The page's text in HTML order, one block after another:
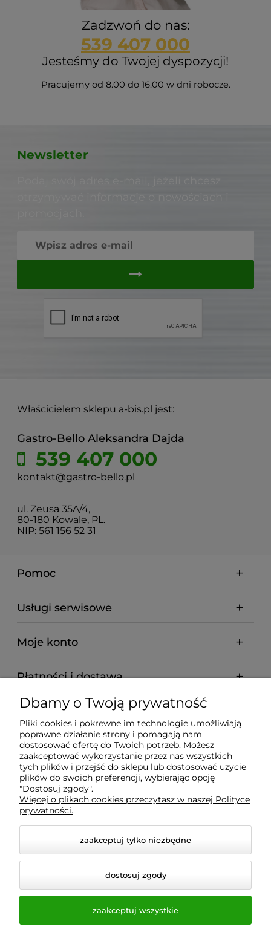
Zadzwoń do nas:
539 407 000
Jesteśmy do Twojej dyspozycji!
Pracujemy od 8.00 do 16.00 w dni robocze.
Newsletter
Właścicielem sklepu a-bis.pl jest:
Gastro-Bello Aleksandra Dajda
539 407 000
kontakt@gastro-bello.pl
ul. Zeusa 35A/4,
80-180 Kowale, PL.
NIP: 561 156 52 31
Pomoc
Usługi serwisowe
Moje konto
Płatności i dostawa
Informacje
O nas
Wyposażenie Gastronomii - Projekty Technologiczne -
Sklep Gastronomiczny - Serwis Sprzętu
Gastronomicznego | Gdańsk - Trójmiasto - Pomorskie
© 2026 a-bis.pl. Wszelkie prawa zastrzeżone.
Dbamy o Twoją prywatność
Pliki cookies i pokrewne im technologie umożliwiają
poprawne działanie strony i pomagają nam
dostosować ofertę do Twoich potrzeb. Możesz
zaakceptować wykorzystanie przez nas wszystkich
tych plików i przejść do sklepu lub dostosować użycie
plików do swoich preferencji, wybierając opcję
"Dostosuj zgody".
Więcej o plikach cookies przeczytasz w naszej Polityce
prywatności.
zaakceptuj tylko niezbędne
dostosuj zgody
zaakceptuj wszystkie